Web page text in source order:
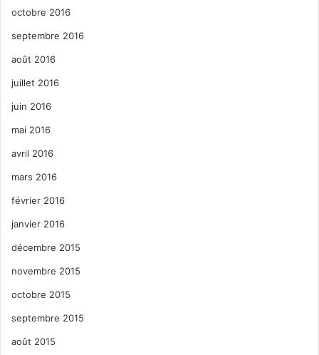
octobre 2016
septembre 2016
août 2016
juillet 2016
juin 2016
mai 2016
avril 2016
mars 2016
février 2016
janvier 2016
décembre 2015
novembre 2015
octobre 2015
septembre 2015
août 2015